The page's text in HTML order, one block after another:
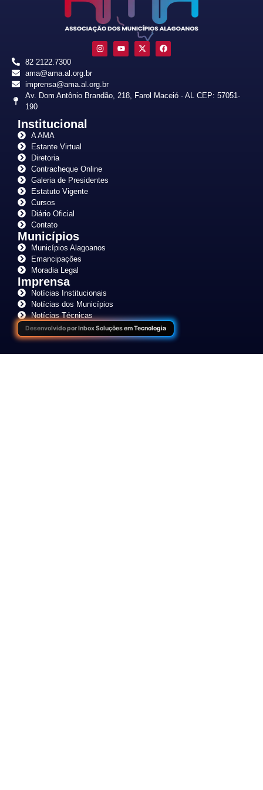
82 2122.7300
ama@ama.al.org.br
imprensa@ama.al.org.br
Av. Dom Antônio Brandão, 218, Farol Maceió - AL CEP: 57051-
190
Institucional
A AMA
Estante Virtual
Diretoria
Contracheque Online
Galeria de Presidentes
Estatuto Vigente
Cursos
Diário Oficial
Contato
Municípios
Municípios Alagoanos
Emancipações
Moradia Legal
Imprensa
Notícias Institucionais
Notícias dos Municípios
Notícias Técnicas
Desenvolvido por Inbox Soluções em Tecnologia